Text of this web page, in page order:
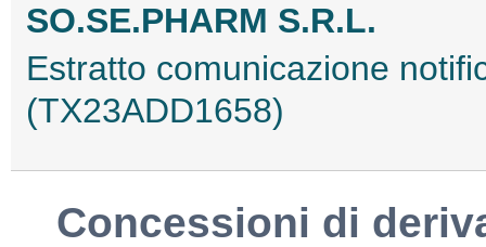
SO.SE.PHARM S.R.L.
Estratto comunicazione
(TX23ADD1658)
Concessioni di